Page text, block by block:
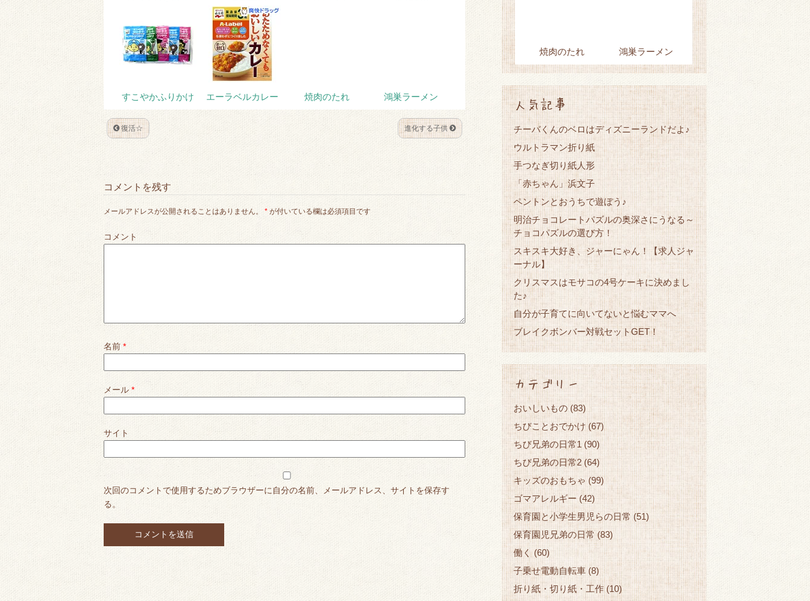
すこやかふりかけ エーラベルカレー 焼肉のたれ 鴻巣ラーメン
復活☆ 進化する子供
コメントを残す
メールアドレスが公開されることはありません。 * が付いている欄は必須項目です
コメント
名前 *
メール *
サイト
次回のコメントで使用するためブラウザーに自分の名前、メールアドレス、サイトを保存す
る。
焼肉のたれ 鴻巣ラーメン
人気記事
チーバくんのベロはディズニーランドだよ♪
ウルトラマン折り紙
手つなぎ切り紙人形
「赤ちゃん」浜文子
ペントンとおうちで遊ぼう♪
明治チョコレートパズルの奥深さにうなる～
チョコパズルの選び方！
スキスキ大好き、ジャーにゃん！【求人ジャ
ーナル】
クリスマスはモサコの4号ケーキに決めまし
た♪
自分が子育てに向いてないと悩むママへ
ブレイクボンバー対戦セットGET！
カテゴリー
おいしいもの (83)
ちびことおでかけ(67)
ちび兄弟の日常1 (90)
ちび兄弟の日常2 (64)
キッズのおもちゃ (99)
ゴマアレルギー(42)
保育園と小学生男児らの日常 (51)
保育園児兄弟の日常 (83)
働く (60)
子乗せ電動自転車 (8)
折り紙・切り紙・工作 (10)